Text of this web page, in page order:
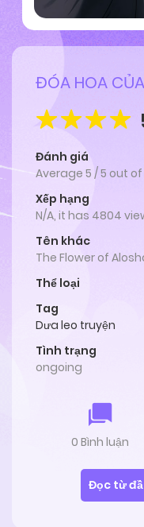
ĐÓA HOA
Đánh giá
Average 5 /5 out of
Xếp hạng
N/A, it has 4804
Tên khác
The Flower of
Thể loại
Tag
Dưa leo truyện
Tình trạng
ongoing
0 Bình luận
Đọc từ